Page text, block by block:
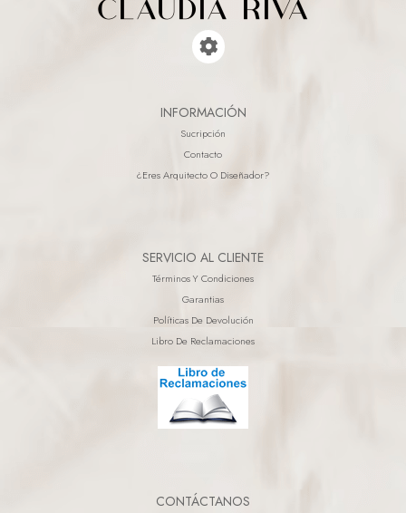
INFORMACIÓN
Sucripción
Contacto
¿eres Arquitecto O Diseñador?
SERVICIO AL CLIENTE
Términos Y Condiciones
Garantias
Políticas De Devolución
Libro De Reclamaciones
CONTÁCTANOS